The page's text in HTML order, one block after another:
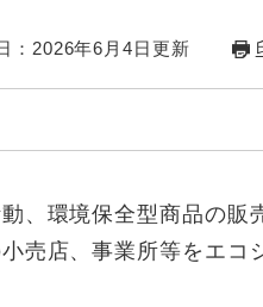
：2026年6月4日更新
、環境保全型商品の販
売店、事業所等をエコ